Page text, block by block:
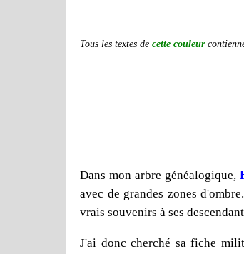
Tous les textes de cette couleur
Dans mon arbre généalogique,
avec de grandes zones
vrais souvenirs à ses
J'ai donc cherché sa fiche